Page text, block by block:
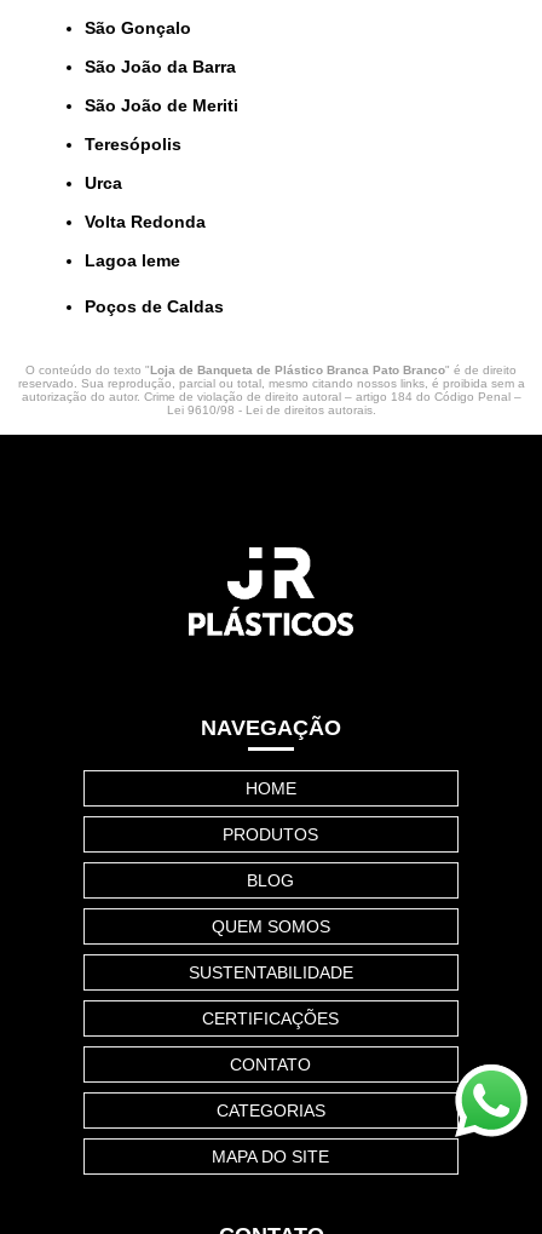
São Gonçalo
São João da Barra
São João de Meriti
Teresópolis
Urca
Volta Redonda
lagoa leme
Poços de Caldas
O conteúdo do texto "Loja de Banqueta de Plástico Branca Pato Branco" é de direito
reservado. Sua reprodução, parcial ou total, mesmo citando nossos links, é proibida sem a
autorização do autor. Crime de violação de direito autoral – artigo 184 do Código Penal –
Lei 9610/98 - Lei de direitos autorais.
NAVEGAÇÃO
HOME
PRODUTOS
BLOG
QUEM SOMOS
SUSTENTABILIDADE
CERTIFICAÇÕES
CONTATO
CATEGORIAS
MAPA DO SITE